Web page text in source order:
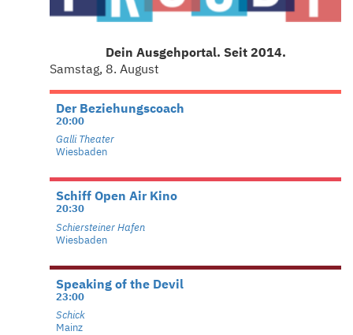
Dein Ausgehportal. Seit 2014.
Samstag, 8. August
Der Beziehungscoach
20:00
Galli Theater
Wiesbaden
Schiff Open Air Kino
20:30
Schiersteiner Hafen
Wiesbaden
Speaking of the Devil
23:00
Schick
Mainz